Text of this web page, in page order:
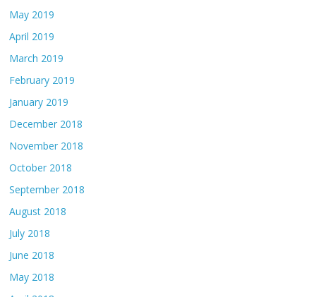
May 2019
April 2019
March 2019
February 2019
January 2019
December 2018
November 2018
October 2018
September 2018
August 2018
July 2018
June 2018
May 2018